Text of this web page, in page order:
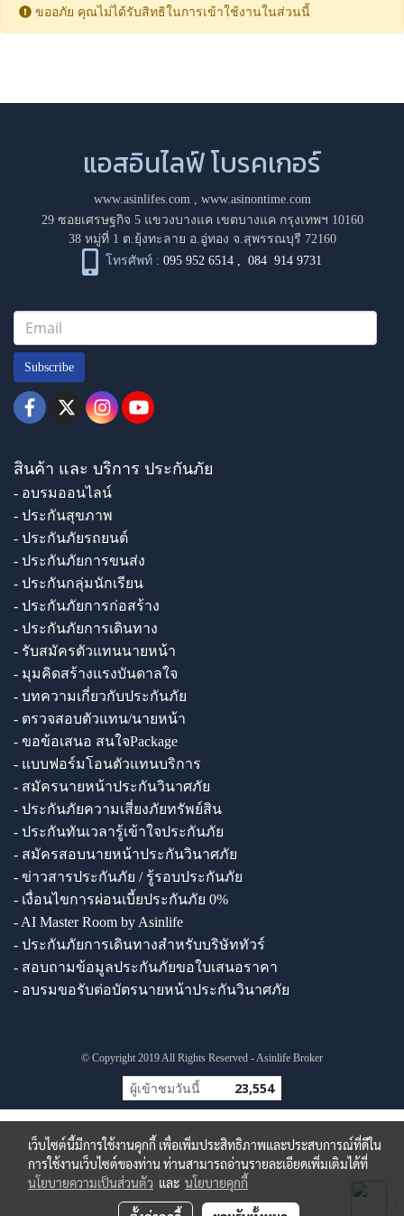
ขออภัย คุณไม่ได้รับสิทธิในการเข้าใช้งานในส่วนนี้
แอสอินไลฟ์ โบรคเกอร์
www.asinlifes.com, www.asinontime.com
29 ซอยเศรษฐกิจ 5 แขวงบางแค เขตบางแค กรุงเทพฯ 10160
38 หมู่ที่ 1 ต.ยุ้งทะลาย อ.อู่ทอง จ.สุพรรณบุรี 72160
โทรศัพท์ : 095 952 6514 ,084 914 9731
Subscribe
สินค้า และ บริการ ประกันภัย
- อบรมออนไลน์
- ประกันสุขภาพ
- ประกันภัยรถยนต์
- ประกันภัยการขนส่ง
- ประกันกลุ่มนักเรียน
- ประกันภัยการก่อสร้าง
- ประกันภัยการเดินทาง
- รับสมัครตัวแทนนายหน้า
- มุมคิดสร้างแรงบันดาลใจ
- บทความเกี่ยวกับประกันภัย
- ตรวจสอบตัวแทน/นายหน้า
- ขอข้อเสนอ สนใจPackage
- แบบฟอร์มโอนตัวแทนบริการ
- สมัครนายหน้าประกันวินาศภัย
- ประกันภัยความเสี่ยงภัยทรัพย์สิน
- ประกันทันเวลารู้เข้าใจประกันภัย
- สมัครสอบนายหน้าประกันวินาศภัย
- ข่าวสารประกันภัย / รู้รอบประกันภัย
- เงื่อนไขการผ่อนเบี้ยประกันภัย 0%
- AI Master Room by Asinlife
- ประกันภัยการเดินทางสำหรับบริษัททัวร์
- สอบถามข้อมูลประกันภัยขอใบเสนอราคา
- อบรมขอรับต่อบัตรนายหน้าประกันวินาศภัย
© Copyright 2019 All Rights Reserved - Asinlife Broker
ผู้เข้าชมวันนี้ 23,554
เว็บไซต์นี้มีการใช้งานคุกกี้ เพื่อเพิ่มประสิทธิภาพและประสบการณ์ที่ดีใน
การใช้งานเว็บไซต์ของท่าน ท่านสามารถอ่านรายละเอียดเพิ่มเติมได้ที่
นโยบายความเป็นส่วนตัว และ นโยบายคุกกี้